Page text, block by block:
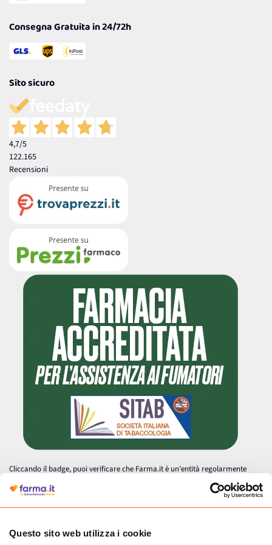
Questo sito web utilizza i cookie
Consegna Gratuita in 24/72h
Sito sicuro
4,7/5
122.165
Recensioni
Cliccando il badge, puoi verificare che Farma.it è un'entità regolarmente
autorizzata dal Ministero della Salute a effettuare la vendita online di
medicinali.